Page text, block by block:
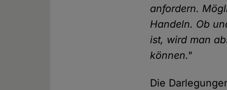
anfordern.
Handeln. Ob
ist, wird man
können."
Die